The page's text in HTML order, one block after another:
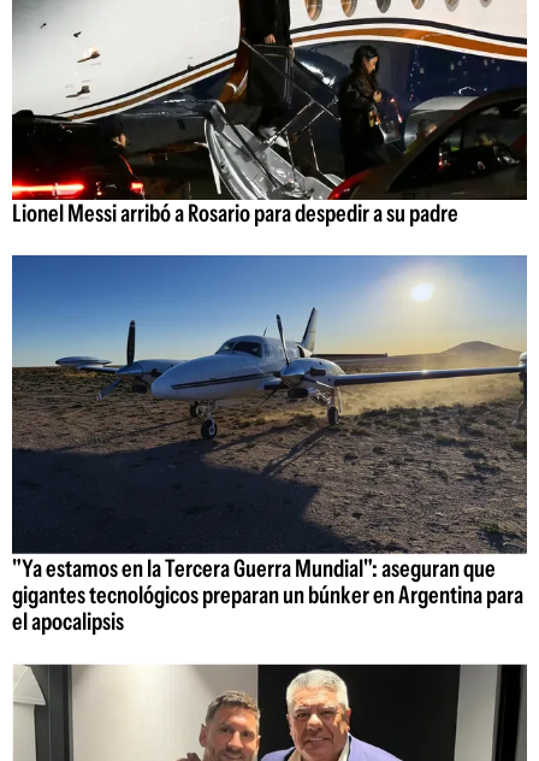
Lionel Messi arribó a Rosario para despedir a su padre
"Ya estamos en la Tercera Guerra Mundial": aseguran que
gigantes tecnológicos preparan un búnker en Argentina para
el apocalipsis